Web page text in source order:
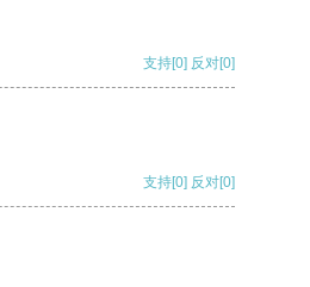
支持[0] 反对[0]
支持[0] 反对[0]